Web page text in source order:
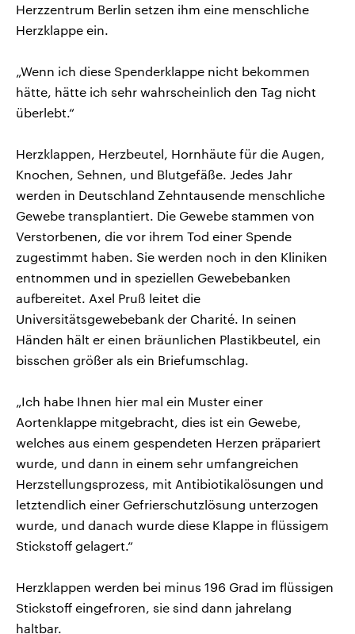
Herzzentrum Berlin setzen ihm eine menschliche
Herzklappe ein.
„Wenn ich diese Spenderklappe nicht bekommen
hätte, hätte ich sehr wahrscheinlich den Tag nicht
überlebt.“
Herzklappen, Herzbeutel, Hornhäute für die Augen,
Knochen, Sehnen, und Blutgefäße. Jedes Jahr
werden in Deutschland Zehntausende menschliche
Gewebe transplantiert. Die Gewebe stammen von
Verstorbenen, die vor ihrem Tod einer Spende
zugestimmt haben. Sie werden noch in den Kliniken
entnommen und in speziellen Gewebebanken
aufbereitet. Axel Pruß leitet die
Universitätsgewebebank der Charité. In seinen
Händen hält er einen bräunlichen Plastikbeutel, ein
bisschen größer als ein Briefumschlag.
„Ich habe Ihnen hier mal ein Muster einer
Aortenklappe mitgebracht, dies ist ein Gewebe,
welches aus einem gespendeten Herzen präpariert
wurde, und dann in einem sehr umfangreichen
Herzstellungsprozess, mit Antibiotikalösungen und
letztendlich einer Gefrierschutzlösung unterzogen
wurde, und danach wurde diese Klappe in flüssigem
Stickstoff gelagert.“
Herzklappen werden bei minus 196 Grad im flüssigen
Stickstoff eingefroren, sie sind dann jahrelang
haltbar.